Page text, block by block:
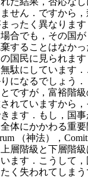
せん．ですから
ったく異なりま
合でも，その国
することはなか
国民に見られま
駄にしています
になるでしょう．
ですが，富裕階級
れていますから
ます．もし，国
体にかかわる重
（神法），
層階級と下層階
ます．こうして
く失われてしまう